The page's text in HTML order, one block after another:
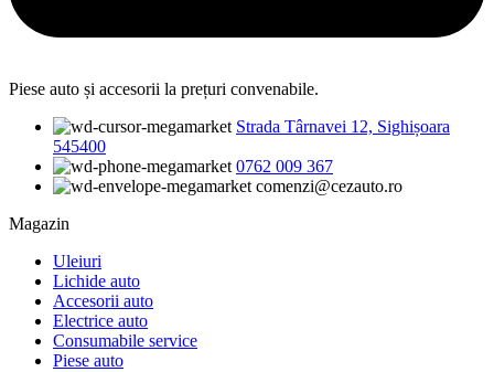
Piese auto și accesorii la prețuri convenabile.
Strada Târnavei 12, Sighișoara
545400
0762 009 367
comenzi@cezauto.ro
Magazin
Uleiuri
Lichide auto
Accesorii auto
Electrice auto
Consumabile service
Piese auto